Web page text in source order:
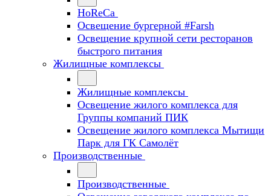
HoReCa
Освещение бургерной #Farsh
Освещение крупной сети ресторанов
быстрого питания
Жилищные комплексы
Жилищные комплексы
Освещение жилого комплекса для
Группы компаний ПИК
Освещение жилого комплекса Мытищи
Парк для ГК Самолёт
Производственные
Производственные